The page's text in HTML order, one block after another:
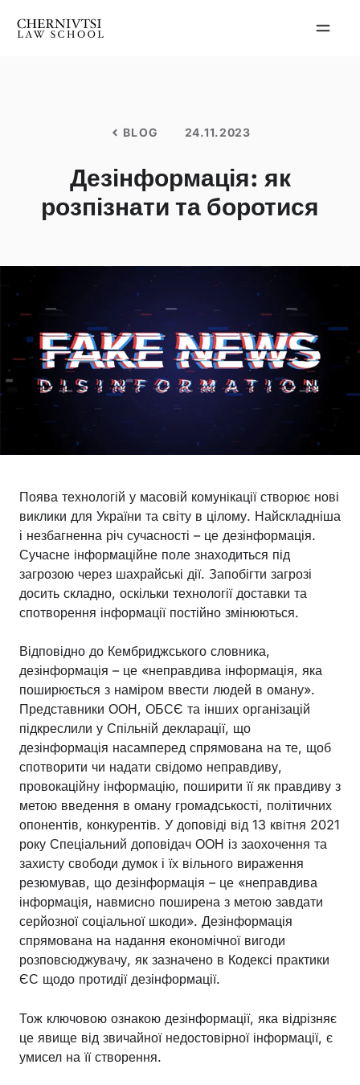
24.11.2023
BLOG
Дезінформація: як
розпізнати та боротися
Поява технологій у масовій комунікації створює нові
виклики для України та світу в цілому. Найскладніша
і незбагненна річ сучасності – це дезінформація.
Сучасне інформаційне поле знаходиться під
загрозою через шахрайські дії. Запобігти загрозі
досить складно, оскільки технології доставки та
спотворення інформації постійно змінюються.
Відповідно до Кембриджського словника,
дезінформація – це «неправдива інформація, яка
поширюється з наміром ввести людей в оману».
Представники ООН, ОБСЄ та інших організацій
підкреслили у Спільній декларації, що
дезінформація насамперед спрямована на те, щоб
спотворити чи надати свідомо неправдиву,
провокаційну інформацію, поширити її як правдиву з
метою введення в оману громадськості, політичних
опонентів, конкурентів. У доповіді від 13 квітня 2021
року Спеціальний доповідач ООН із заохочення та
захисту свободи думок і їх вільного вираження
резюмував, що дезінформація – це «неправдива
інформація, навмисно поширена з метою завдати
серйозної соціальної шкоди». Дезінформація
спрямована на надання економічної вигоди
розповсюджувачу, як зазначено в Кодексі практики
ЄС щодо протидії дезінформації.
Тож ключовою ознакою дезінформації, яка відрізняє
це явище від звичайної недостовірної інформації, є
умисел на її створення.